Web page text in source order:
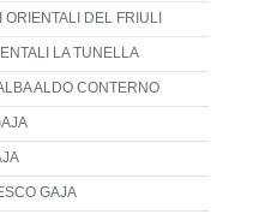
DEL FRIULI
LA TUNELLA
ALDO CONTERNO
GAJA